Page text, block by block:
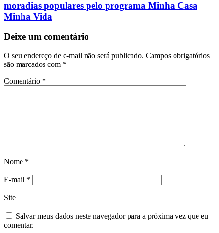
moradias populares pelo programa Minha Casa
Minha Vida
Deixe um comentário
O seu endereço de e-mail não será publicado. Campos obrigatórios
são marcados com *
Comentário *
Nome *
E-mail *
Site
Salvar meus dados neste navegador para a próxima vez que eu
comentar.